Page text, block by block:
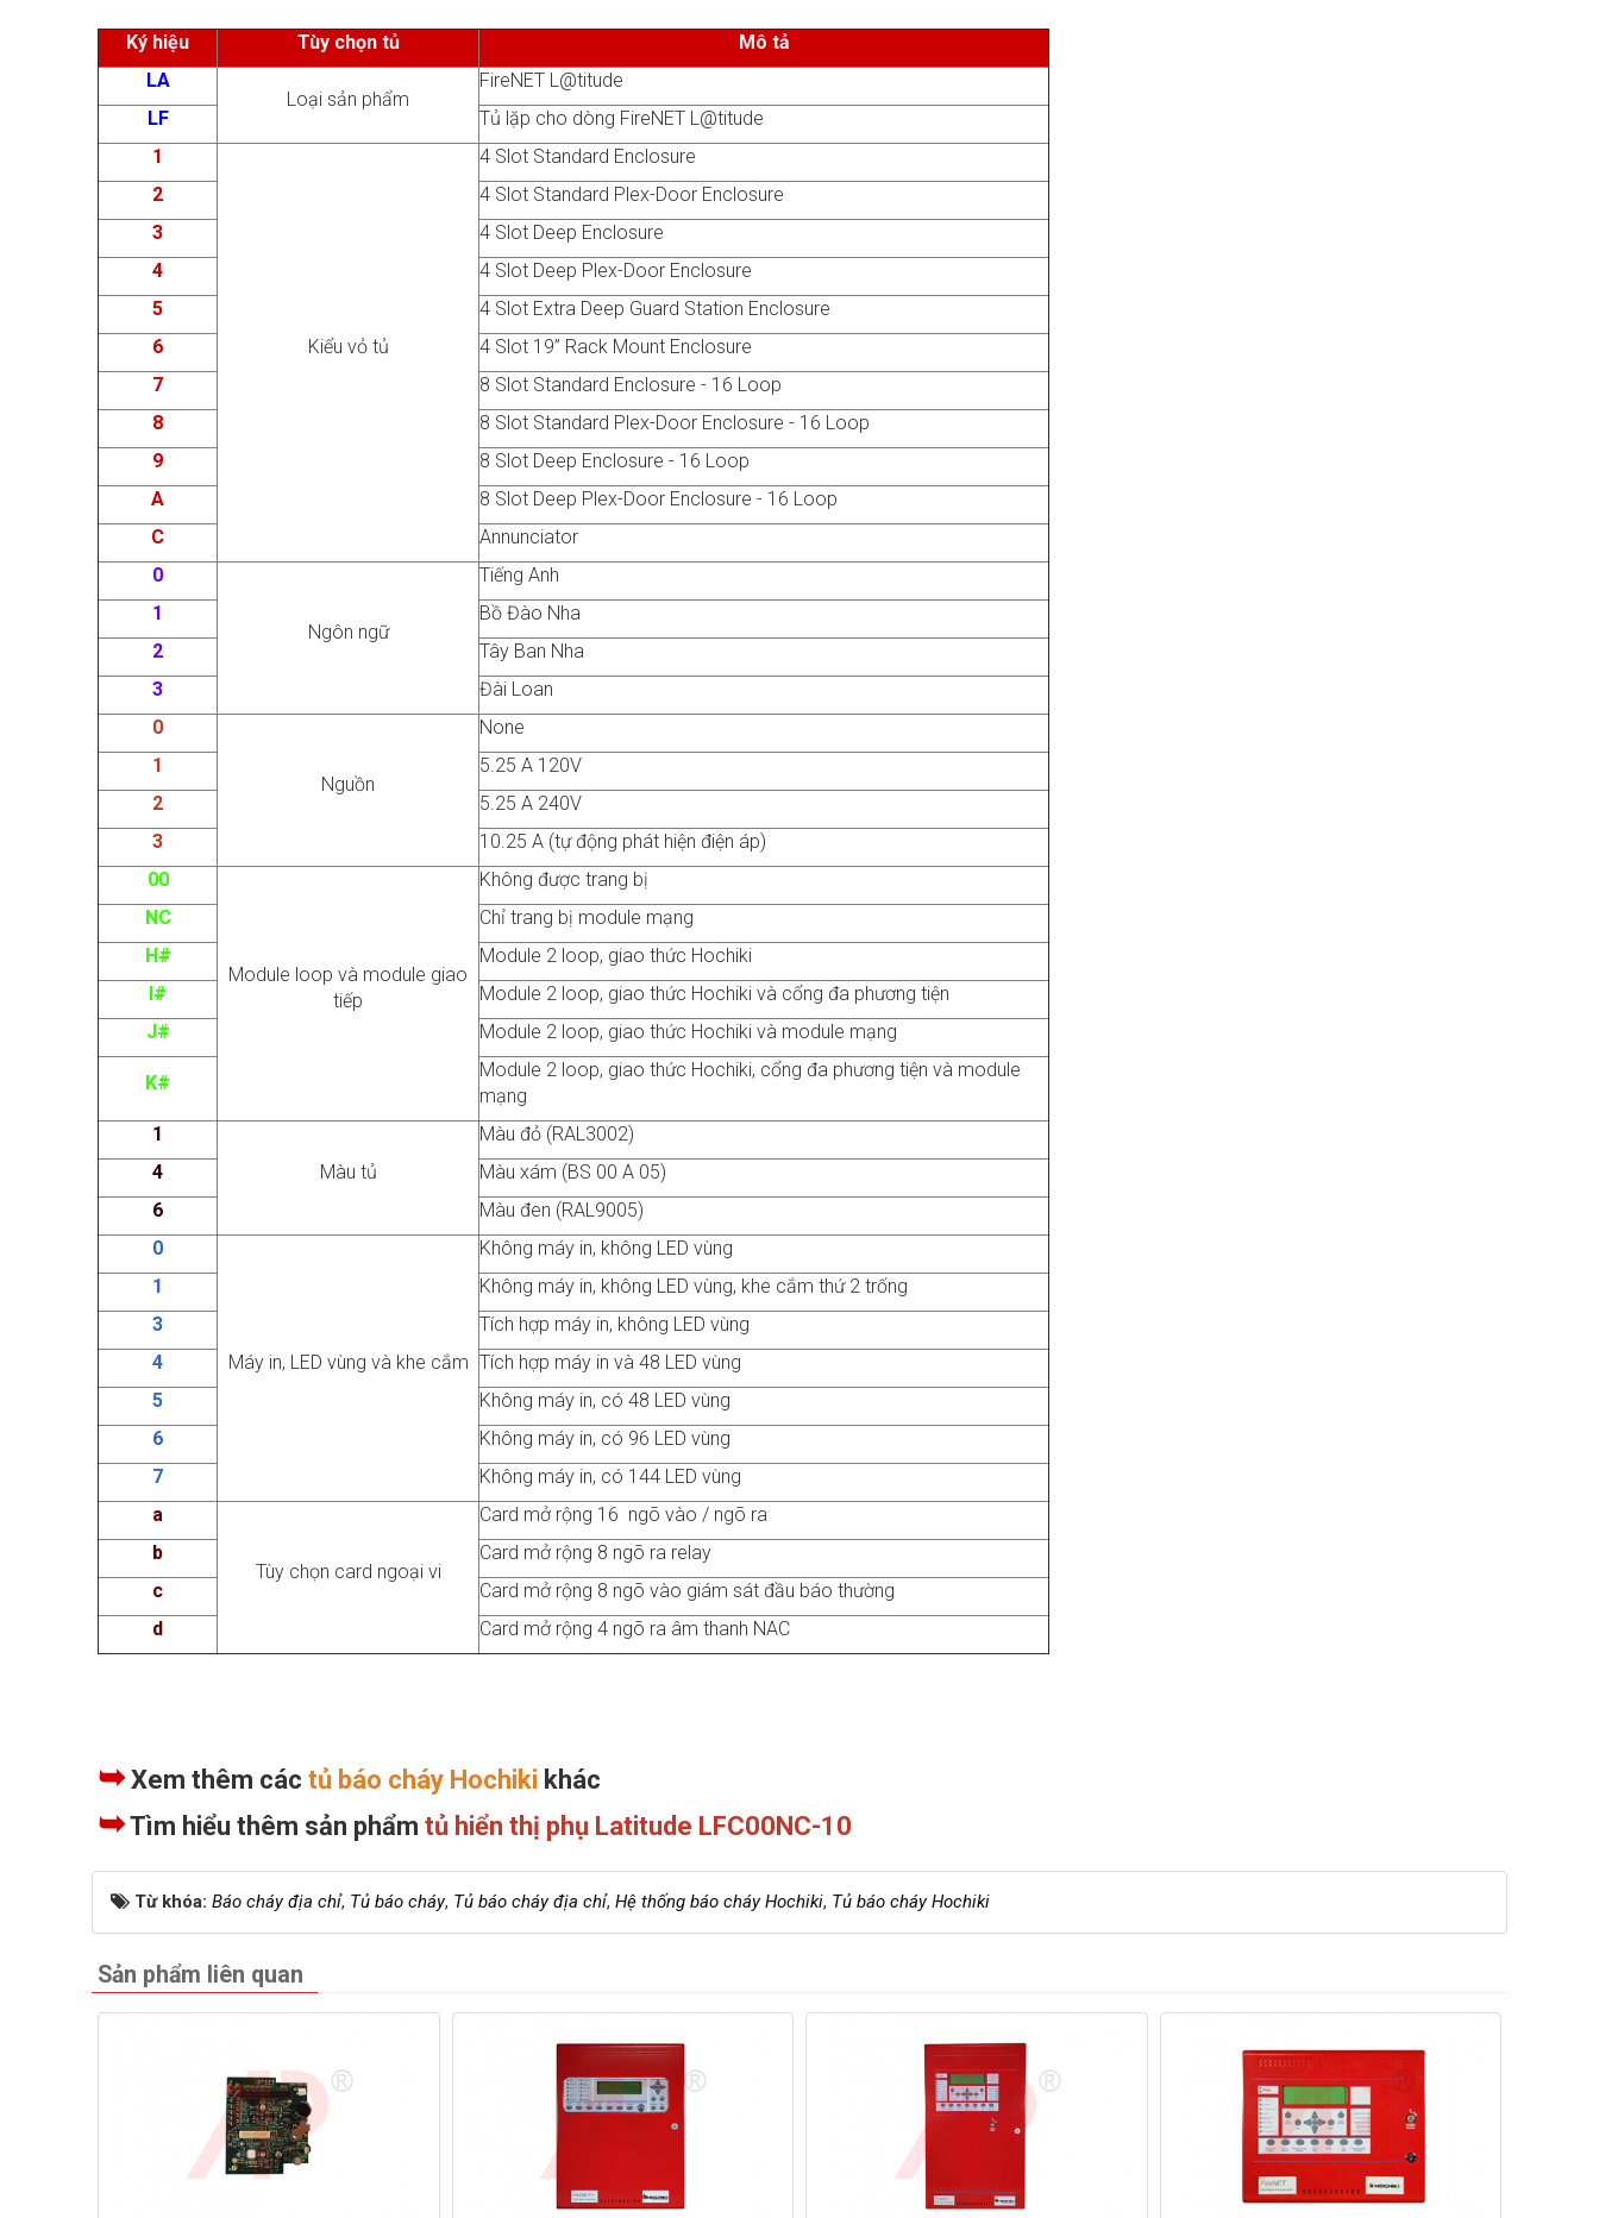
Ký hiệu Tùy chọn tủ
Mô tả
LA
Loại sản phẩm
FireNET L@titude
LF
Tủ lặp cho dòng FireNET L@titude
1
Kiểu vỏ tủ
4 Slot Standard Enclosure
2
4 Slot Standard Plex-Door Enclosure
3
4 Slot Deep Enclosure
4
4 Slot Deep Plex-Door Enclosure
5
4 Slot Extra Deep Guard Station Enclosure
6
4 Slot 19” Rack Mount Enclosure
7
8 Slot Standard Enclosure - 16 Loop
8
8 Slot Standard Plex-Door Enclosure - 16 Loop
9
8 Slot Deep Enclosure - 16 Loop
A
8 Slot Deep Plex-Door Enclosure - 16 Loop
C
Annunciator
0
Ngôn ngữ
Tiếng Anh
1
Bồ Đào Nha
2
Tây Ban Nha
3
Đài Loan
0
Nguồn
None
1
5.25 A 120V
2
5.25 A 240V
3
10.25 A (tự động phát hiện điện áp)
00
Module loop và module giao
tiếp
Không được trang bị
NC
Chỉ trang bị module mạng
H#
Module 2 loop, giao thức Hochiki
I#
Module 2 loop, giao thức Hochiki và cổng đa phương tiện
J#
Module 2 loop, giao thức Hochiki và module mạng
K#
Module 2 loop, giao thức Hochiki, cổng đa phương tiện và module
mạng
1
Màu tủ
Màu đỏ (RAL3002)
4
Màu xám (BS 00 A 05)
6
Màu đen (RAL9005)
0
Máy in, LED vùng và khe cắm
Không máy in, không LED vùng
1
Không máy in, không LED vùng, khe cắm thứ 2 trống
3
Tích hợp máy in, không LED vùng
4
Tích hợp máy in và 48 LED vùng
5
Không máy in, có 48 LED vùng
6
Không máy in, có 96 LED vùng
7
Không máy in, có 144 LED vùng
a
Tùy chọn card ngoại vi
Card mở rộng 16 ngõ vào / ngõ ra
b
Card mở rộng 8 ngõ ra relay
c
Card mở rộng 8 ngõ vào giám sát đầu báo thường
d
Card mở rộng 4 ngõ ra âm thanh NAC
➥Xem thêm các tủ báo cháy Hochiki khác
➥Tìm hiểu thêm sản phẩm tủ hiển thị phụ Latitude LFC00NC-10
Từ khóa: Báo cháy địa chỉ, Tủ báo cháy, Tủ báo cháy địa chỉ, Hệ thống báo cháy Hochiki, Tủ báo cháy Hochiki
Sản phẩm liên quan